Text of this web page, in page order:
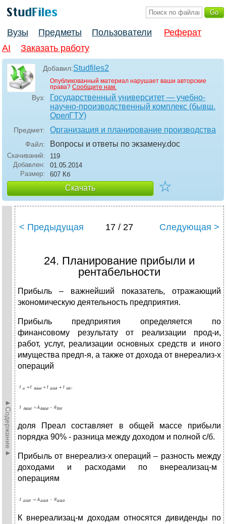
Вузы Предметы Пользователи
Реферат
AI
Заказать работу
Добавил:Studfiles2
Опубликованный материал нарушает ваши авторские
права? Сообщите нам.
Вуз:
Государственный университет — учебно-
научно-производственный комплекс (бывш.
ОрелГТУ)
Предмет: Организация и планирование производства
Файл: Вопросы и ответы по экзамену.doc
Скачиваний:
119
Добавлен:
01.05.2014
Размер:
607 Кб
Скачать ☆
►Содержание►
< Предыдущая 17 / 27 Следующая >
24. Планирование прибыли и
рентабельности
Прибыль – важнейший показатель, отражающий
экономическую деятельность предприятия.
Прибыль предприятия определяется по
финансовому результату от реализации прод-и,
работ, услуг, реализации основных средств и иного
имущества предп-я, а также от дохода от внереализ-х
операций
доля Преал составляет в общей массе прибыли
порядка 90% - разница между доходом и полной с/б.
Прибыль от внереализ-х операций – разность между
доходами и расходами по внереализац-м
операциям
К внереализац-м доходам относятся дивиденды по